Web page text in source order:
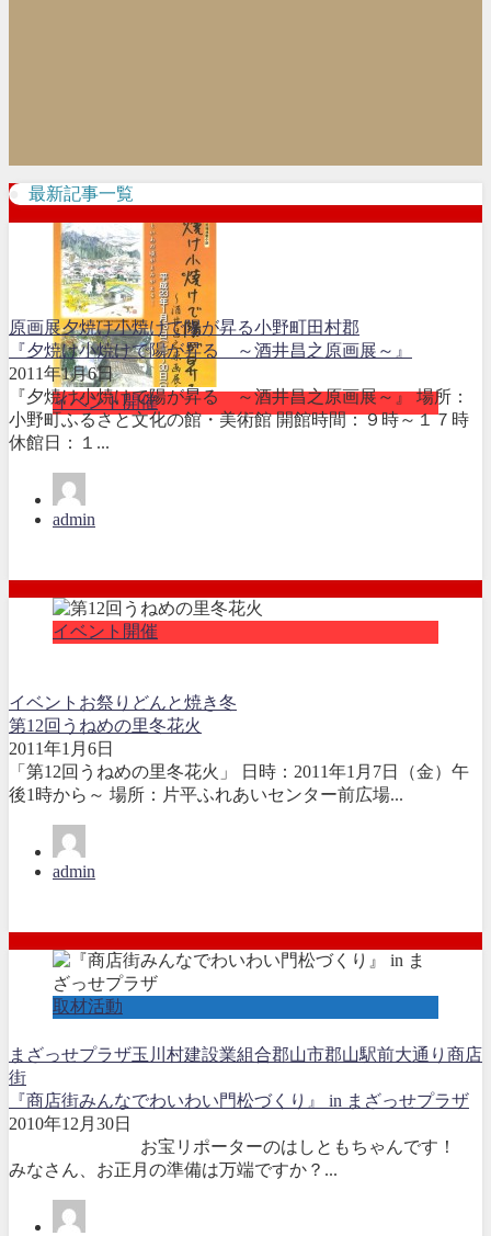
最新記事一覧
イベント開催
原画展夕焼け小焼けで陽が昇る小野町田村郡
『夕焼け小焼けで陽が昇る ～酒井昌之原画展～』
2011年1月6日
『夕焼け小焼けで陽が昇る ～酒井昌之原画展～』 場所：
小野町ふるさと文化の館・美術館 開館時間：９時～１７時
休館日：１...
admin
イベント開催
イベント お祭り どんと焼き冬
第12回うねめの里冬花火
2011年1月6日
「第12回うねめの里冬花火」 日時：2011年1月7日（金）午
後1時から～ 場所：片平ふれあいセンター前広場...
admin
取材活動
まざっせプラザ玉川村建設業組合郡山市郡山駅前大通り商店
街
『商店街みんなでわいわい門松づくり』 in まざっせプラザ
2010年12月30日
お宝リポーターのはしともちゃんです！
みなさん、お正月の準備は万端ですか？...